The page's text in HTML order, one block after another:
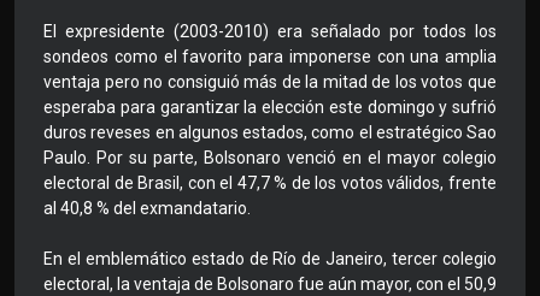
El expresidente (2003-2010) era señalado por todos los
sondeos como el favorito para imponerse con una amplia
ventaja pero no consiguió más de la mitad de los votos que
esperaba para garantizar la elección este domingo y sufrió
duros reveses en algunos estados, como el estratégico Sao
Paulo. Por su parte, Bolsonaro venció en el mayor colegio
electoral de Brasil, con el 47,7 % de los votos válidos, frente
al 40,8 % del exmandatario.
En el emblemático estado de Río de Janeiro, tercer colegio
electoral, la ventaja de Bolsonaro fue aún mayor, con el 50,9